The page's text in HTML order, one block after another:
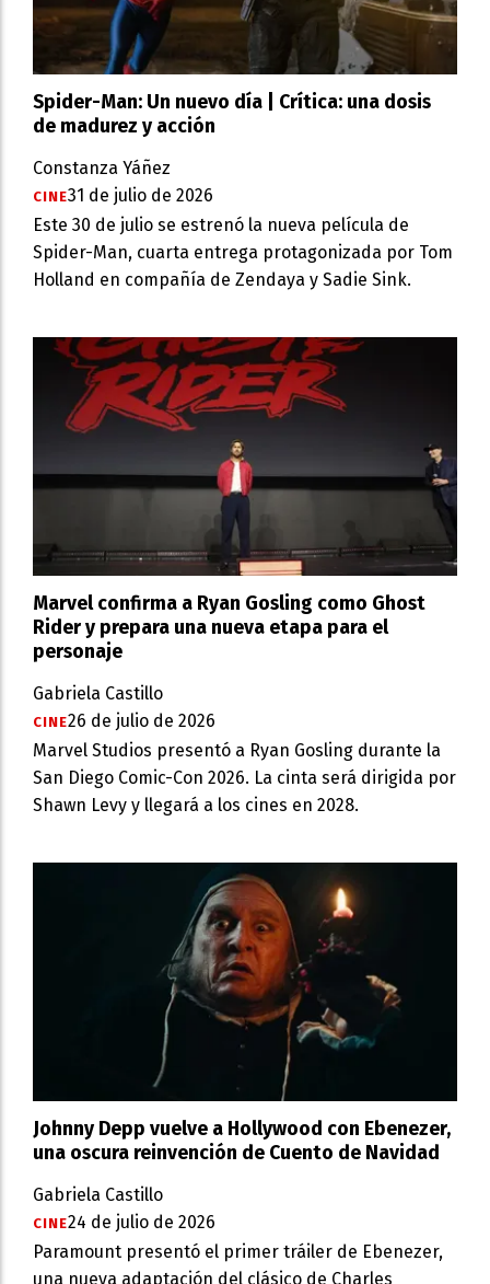
Spider-Man: Un nuevo día | Crítica: una dosis
de madurez y acción
Constanza Yáñez
CINE31 de julio de 2026
Este 30 de julio se estrenó la nueva película de
Spider-Man, cuarta entrega protagonizada por Tom
Holland en compañía de Zendaya y Sadie Sink.
Marvel confirma a Ryan Gosling como Ghost
Rider y prepara una nueva etapa para el
personaje
Gabriela Castillo
CINE26 de julio de 2026
Marvel Studios presentó a Ryan Gosling durante la
San Diego Comic-Con 2026. La cinta será dirigida por
Shawn Levy y llegará a los cines en 2028.
Johnny Depp vuelve a Hollywood con Ebenezer,
una oscura reinvención de Cuento de Navidad
Gabriela Castillo
CINE24 de julio de 2026
Paramount presentó el primer tráiler de Ebenezer,
una nueva adaptación del clásico de Charles